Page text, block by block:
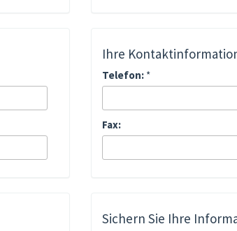
Ihre
Telefon: *
Fax:
Sichern Sie Ihre